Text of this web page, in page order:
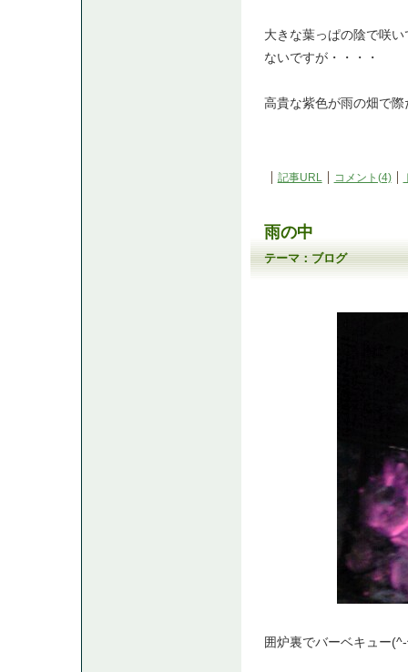
大きな葉っぱの陰で咲
ないですが・・・・
高貴な紫色が雨の畑で
記事URL コメント(4)
雨の中
テーマ：ブログ
囲炉裏でバーベキュー